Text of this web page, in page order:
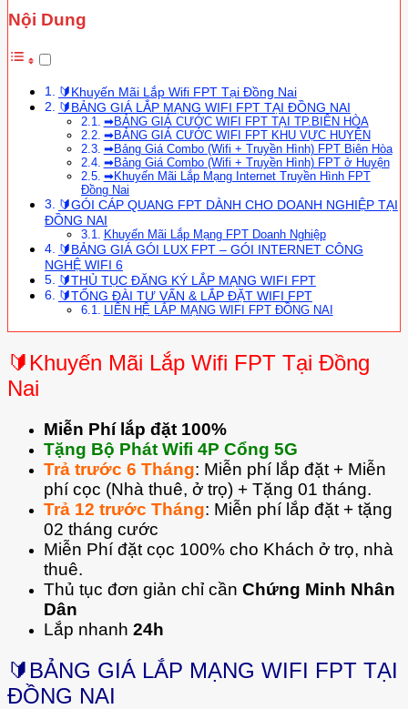
Nội Dung
🔰Khuyến Mãi Lắp Wifi FPT Tại Đồng Nai
🔰BẢNG GIÁ LẮP MẠNG WIFI FPT TẠI ĐỒNG NAI
➡BẢNG GIÁ CƯỚC WIFI FPT TẠI TP.BIÊN HÒA
➡BẢNG GIÁ CƯỚC WIFI FPT KHU VỰC HUYỆN
➡Bảng Giá Combo (Wifi + Truyền Hình) FPT Biên Hòa
➡Bảng Giá Combo (Wifi + Truyền Hình) FPT ở Huyện
➡Khuyến Mãi Lắp Mạng Internet Truyền Hình FPT
Đồng Nai
🔰GÓI CÁP QUANG FPT DÀNH CHO DOANH NGHIỆP TẠI
ĐỒNG NAI
Khuyến Mãi Lắp Mạng FPT Doanh Nghiệp
🔰BẢNG GIÁ GÓI LUX FPT – GÓI INTERNET CÔNG
NGHỆ WIFI 6
🔰THỦ TỤC ĐĂNG KÝ LẮP MẠNG WIFI FPT
🔰TỔNG ĐÀI TƯ VẤN & LẮP ĐẶT WIFI FPT
LIÊN HỆ LẮP MẠNG WIFI FPT ĐỒNG NAI
🔰Khuyến Mãi Lắp Wifi FPT Tại Đồng
Nai
Miễn Phí lắp đặt 100%
Tặng Bộ Phát Wifi 4P Cổng 5G
Trả trước 6 Tháng: Miễn phí lắp đặt + Miễn
phí cọc (Nhà thuê, ở trọ) + Tặng 01 tháng.
Trả 12 trước Tháng: Miễn phí lắp đặt + tặng
02 tháng cước
Miễn Phí đặt cọc 100% cho Khách ở trọ, nhà
thuê.
Thủ tục đơn giản chỉ cần Chứng Minh Nhân
Dân
Lắp nhanh 24h
🔰BẢNG GIÁ LẮP MẠNG WIFI FPT TẠI
ĐỒNG NAI